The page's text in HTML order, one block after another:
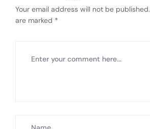
Your email address will not be published.
are marked *